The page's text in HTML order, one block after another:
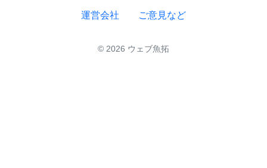
運営会社 ご意見など
© 2026 ウェブ魚拓